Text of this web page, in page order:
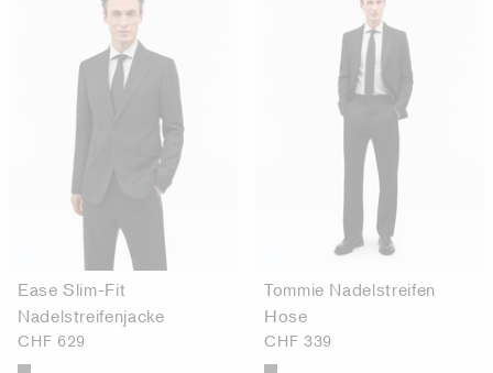
Ease Slim-Fit
Nadelstreifenjacke
CHF 629
Tommie Nadelstreifen
Hose
CHF 339